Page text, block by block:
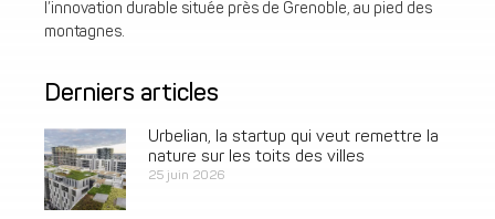
l’innovation durable située près de Grenoble, au pied des
montagnes.
Derniers articles
Urbelian, la startup qui veut remettre la
nature sur les toits des villes
25 juin 2026